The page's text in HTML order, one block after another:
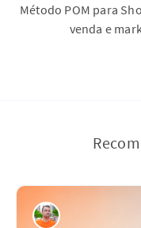
Método POM para
venda e